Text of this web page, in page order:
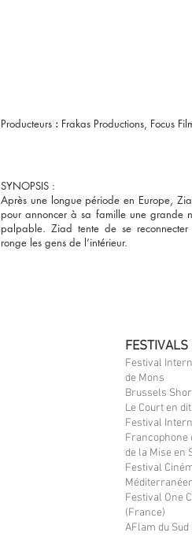
Producteurs : Frakas Productions, Focus
SYNOPSIS :
Après une longue période en Europe,
pour annoncer à sa famille une grande
palpable. Ziad tente de se
ronge les gens de l’intérieur.
FESTIVALS
Festival
de Mons
Brussels
Le Court en
Festival
Francophone
de la Mise en
Festival
Festival One
(France)
AFlam du